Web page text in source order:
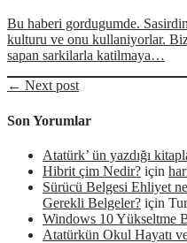
Bu haberi gordugumde.
kulturu ve onu kullaniyorlar.
sapan sarkilarla katilmaya…
← Next post
Son Yorumlar
Atatürk’ ün yazdığı
Hibrit çim Nedir? için
Sürücü Belgesi Ehliyet
Gerekli Belgeler? için
Windows 10 Yükseltme
Atatürkün Okul Hayatı